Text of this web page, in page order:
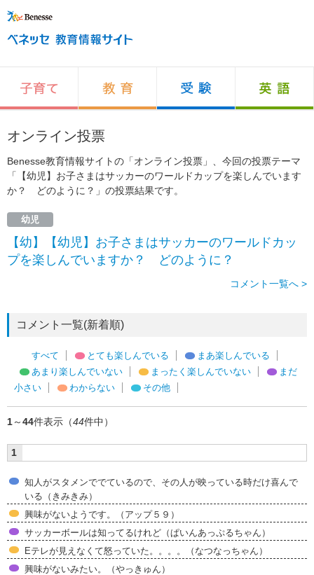
オンライン投票
Benesse教育情報サイトの「オンライン投票」、今回の投票テーマ
「【幼児】お子さまはサッカーのワールドカップを楽しんでいます
か？ どのように？」の投票結果です。
幼児
【幼】【幼児】お子さまはサッカーのワールドカッ
プを楽しんでいますか？ どのように？
コメント一覧へ >
コメント一覧(新着順)
すべて とても楽しんでいる
まあ楽しんでいる
あまり楽しんでいない
まったく楽しんでいない
まだ
小さい
わからない その他
1～44件表示（44件中）
1
知人がスタメンででているので、その人が映っている時だけ喜んで
いる（きみきみ）
興味がないようです。（アップ５９）
サッカーボールは知ってるけれど（ぱいんあっぷるちゃん）
Eテレが見えなくて怒っていた。。。。（なつなっちゃん）
興味がないみたい。（やっきゅん）